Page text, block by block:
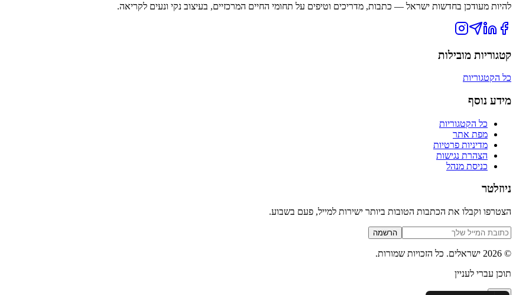
להיות מעודכן בחדשות ישראל — כתבות, מדריכים וטיפים על תחומי החיים המרכזיים, בעיצוב נקי ונעים לקריאה.
קטגוריות מובילות
כל הקטגוריות
מידע נוסף
כל הקטגוריות
מפת אתר
מדיניות פרטיות
הצהרת נגישות
כניסת מנהל
ניוזלטר
הצטרפו וקבלו את הכתבות הטובות ביותר ישירות למייל, פעם בשבוע.
הרשמה
©
2026 ישראלים. כל הזכויות שמורות.
תוכן עברי לעניין